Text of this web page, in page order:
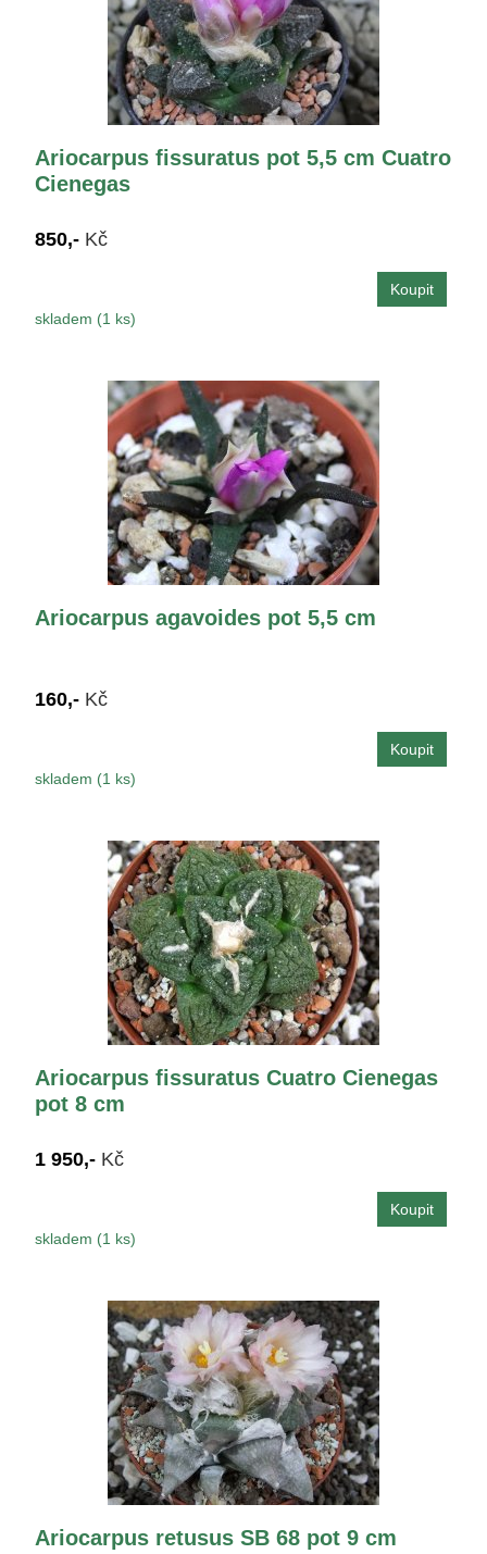
Ariocarpus fissuratus pot 5,5 cm Cuatro
Cienegas
850,- Kč
skladem (1 ks)
Ariocarpus agavoides pot 5,5 cm
160,- Kč
skladem (1 ks)
Ariocarpus fissuratus Cuatro Cienegas
pot 8 cm
1 950,- Kč
skladem (1 ks)
Ariocarpus retusus SB 68 pot 9 cm